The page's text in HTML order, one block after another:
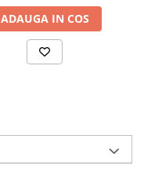
ADAUGA IN COS